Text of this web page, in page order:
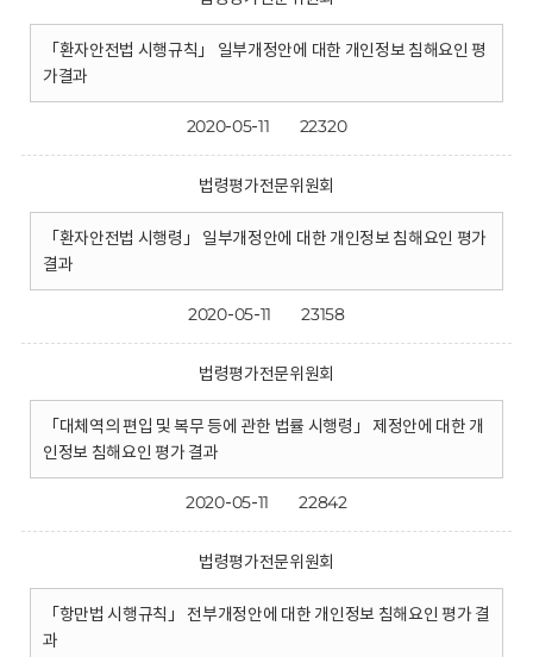
「환자안전법 시행규칙」 일부개정안에 대한 개인정보 침해요인 평
가결과
2020-05-11 22320
법령평가전문위원회
「환자안전법 시행령」 일부개정안에 대한 개인정보 침해요인 평가
결과
2020-05-11 23158
법령평가전문위원회
「대체역의 편입 및 복무 등에 관한 법률 시행령」 제정안에 대한 개
인정보 침해요인 평가 결과
2020-05-11 22842
법령평가전문위원회
「항만법 시행규칙」 전부개정안에 대한 개인정보 침해요인 평가 결
과